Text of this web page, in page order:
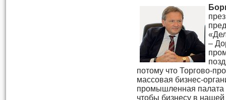
–
потому что Торгово-
массовая бизнес-
промышленная палата
чтобы бизнесу в